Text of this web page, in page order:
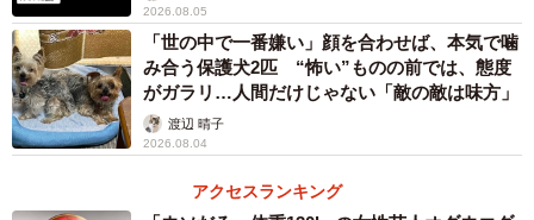
2026.08.05
「世の中で一番嫌い」顔を合わせば、本気で噛
み合う保護犬2匹 “怖い”ものの前では、態度
がガラリ…人間だけじゃない「敵の敵は味方」
渡辺 晴子
2026.08.04
アクセスランキング